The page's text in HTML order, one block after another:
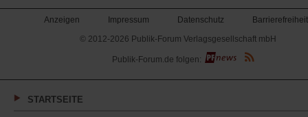
Anzeigen Impressum Datenschutz
Barrierefreiheit
© 2012-2026 Publik-Forum Verlagsgesellschaft mbH
(Öffnet
in
neuen
Publik-Forum.de folgen:
STARTSEITE